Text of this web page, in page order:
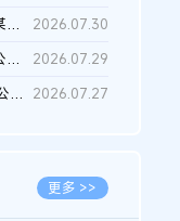
谭某与长沙马某堆农产品股份有限公司滥用市场支配地位纠纷二审裁...
2026.07.30
杭州华某有限公司与菲某有限公司侵害发明专利权纠纷
2026.07.29
某甲公司,某乙公司,某门市部,某丙公司植物新品种临时保护期使用费... 2026.07.27
更多 >>